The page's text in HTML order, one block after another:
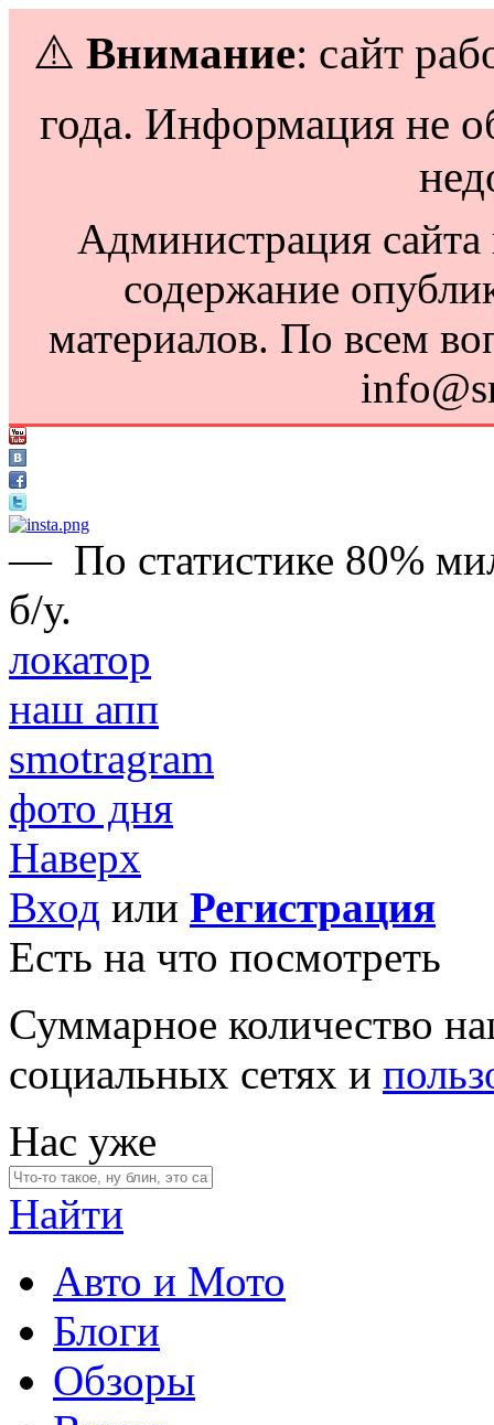
⚠️ Внимание: сайт
года. Информация не
Администрация сайта
содержание
материалов. По всем
— По статистике 80%
б/у.
локатор
наш апп
smotragram
фото дня
Наверх
Вход или Регистрация
Есть на что посмотреть
Суммарное количество
социальных сетях и
Нас уже
Найти
Авто и Мото
Блоги
Обзоры